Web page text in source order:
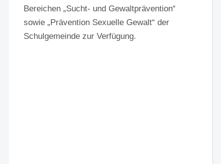
Bereichen „Sucht- und Gewaltprävention“
sowie „Prävention Sexuelle Gewalt“ der
Schulgemeinde zur Verfügung.